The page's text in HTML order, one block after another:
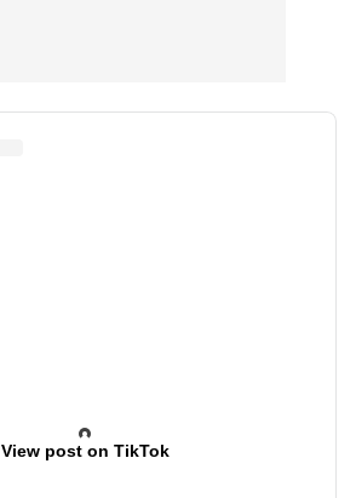
View post on TikTok